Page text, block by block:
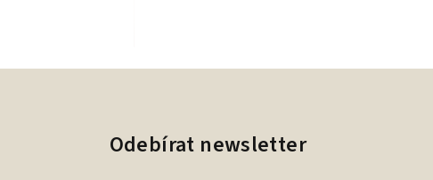
Odebírat newsletter